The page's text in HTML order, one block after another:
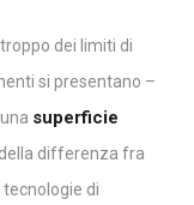
dei limiti di
si presentano –
superficie
differenza fra
di